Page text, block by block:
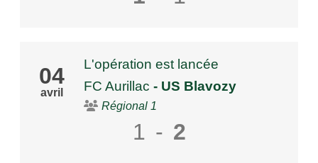
04
avril
L'opération est lancée
FC Aurillac - US Blavozy
Régional 1
1 - 2